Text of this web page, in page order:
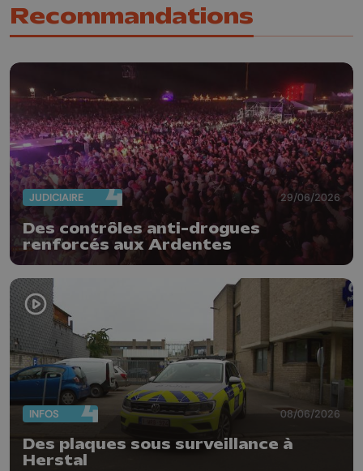
Recommandations
JUDICIAIRE 29/06/2026
Des contrôles anti-drogues
renforcés aux Ardentes
INFOS 08/06/2026
Des plaques sous surveillance à
Herstal